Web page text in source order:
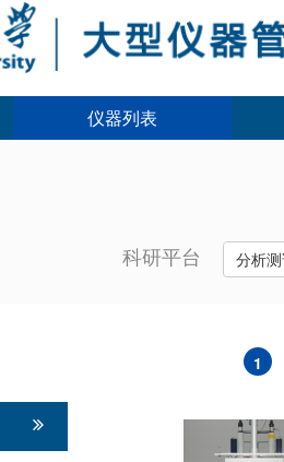
仪器列表
科研平台 分析
1